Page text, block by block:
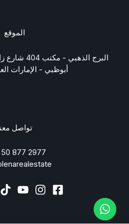
الموقع
أبوظبي - الإمارات
تواصل
2977 877 50 971+